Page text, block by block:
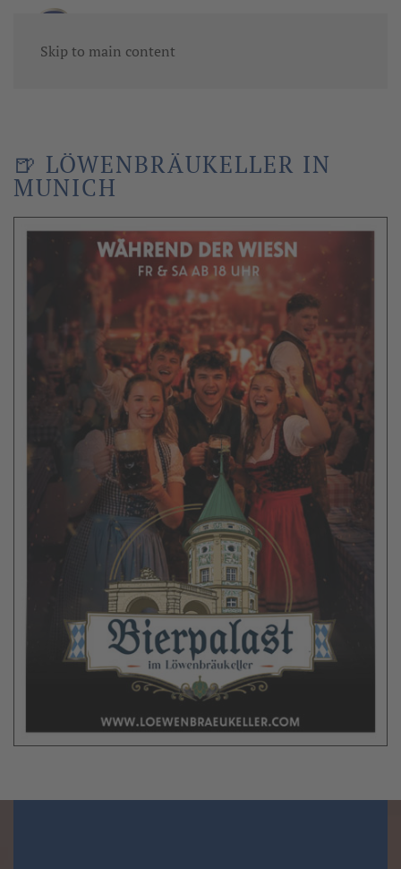
Skip to main content
🍺 LÖWENBRÄUKELLER IN
MUNICH